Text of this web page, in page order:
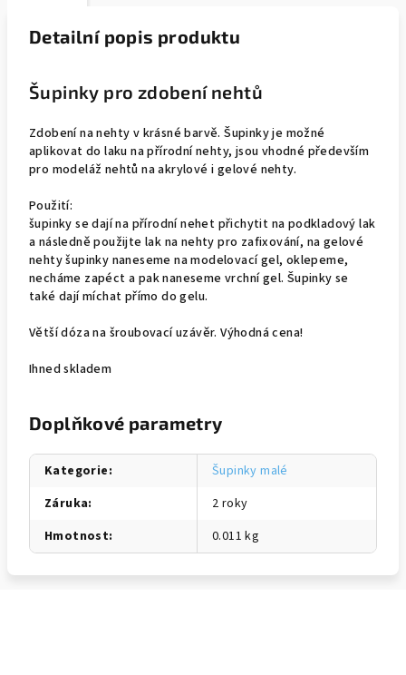
Detailní popis produktu
Šupinky pro zdobení nehtů
Zdobení na nehty v krásné barvě. Šupinky je možné
aplikovat do laku na přírodní nehty, jsou vhodné především
pro modeláž nehtů na akrylové i gelové nehty.
Použití:
šupinky se dají na přírodní nehet přichytit na podkladový lak
a následně použijte lak na nehty pro zafixování, na gelové
nehty šupinky naneseme na modelovací gel, oklepeme,
necháme zapéct a pak naneseme vrchní gel. Šupinky se
také dají míchat přímo do gelu.
Větší dóza na šroubovací uzávěr. Výhodná cena!
Ihned skladem
Doplňkové parametry
Kategorie:
Šupinky malé
Záruka:
2 roky
Hmotnost: 0.011 kg